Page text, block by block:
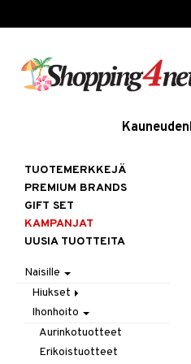
TUOTEMERKKEJÄ
PREMIUM BRANDS
GIFT SET
KAMPANJAT
UUSIA TUOTTEITA
Naisille
Hiukset
Gift Set
Harjat / Kammat
Hiuskuurit
Ihonhoito
Aurinkotuotteet
Erikoistuotteet